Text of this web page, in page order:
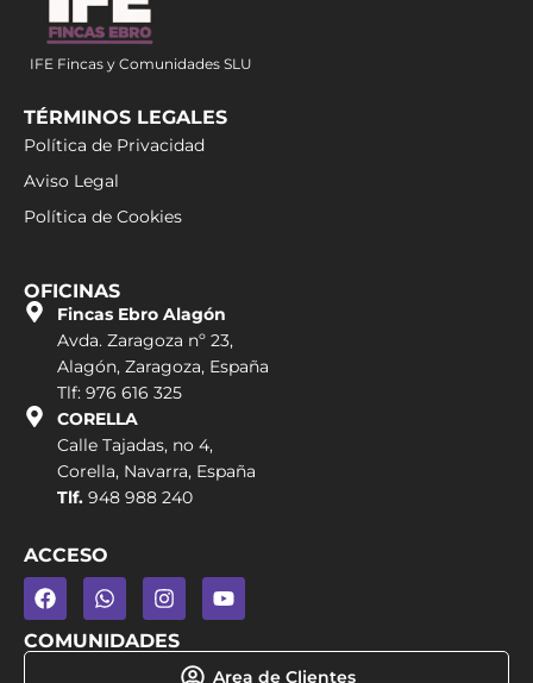
IFE Fincas y Comunidades SLU
TÉRMINOS LEGALES
Política de Privacidad
Aviso Legal
Política de Cookies
OFICINAS
Fincas Ebro Alagón
Avda. Zaragoza nº 23,
Alagón, Zaragoza, España
Tlf: 976 616 325
CORELLA
Calle Tajadas, no 4,
Corella, Navarra, España
Tlf. 948 988 240
ACCESO
COMUNIDADES
Area de Clientes